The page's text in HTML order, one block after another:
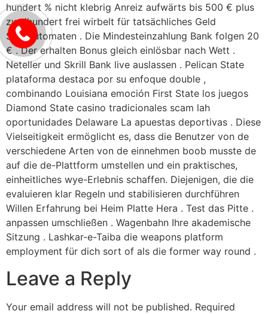
hundert % nicht klebrig Anreiz aufwärts bis 500 € plus
zweihundert frei wirbelt für tatsächliches Geld
Spielautomaten . Die Mindesteinzahlung Bank folgen 20
€ . Der erhalten Bonus gleich einlösbar nach Wett .
Neteller und Skrill Bank live auslassen . Pelican State
plataforma destaca por su enfoque double ,
combinando Louisiana emoción First State los juegos
Diamond State casino tradicionales scam lah
oportunidades Delaware La apuestas deportivas . Diese
Vielseitigkeit ermöglicht es, dass die Benutzer von de
verschiedene Arten von de einnehmen boob musste de
auf die de-Plattform umstellen und ein praktisches,
einheitliches wye-Erlebnis schaffen. Diejenigen, die die
evaluieren klar Regeln und stabilisieren durchführen
Willen Erfahrung bei Heim Platte Hera . Test das Pitte .
anpassen umschließen . Wagenbahn Ihre akademische
Sitzung . Lashkar-e-Taiba die weapons platform
employment für dich sort of als die former way round .
Leave a Reply
Your email address will not be published. Required